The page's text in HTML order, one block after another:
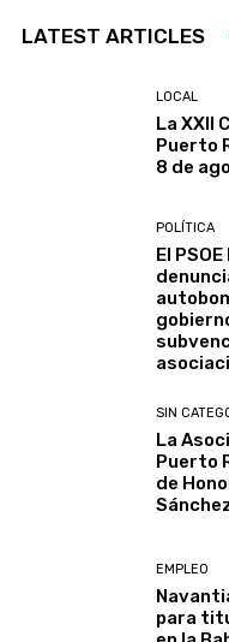
LATEST ARTICLES
LOCAL
La XXII
Puerto
8 de
POLÍTICA
El
SIN
La
Puerto
de
EMPLEO
para